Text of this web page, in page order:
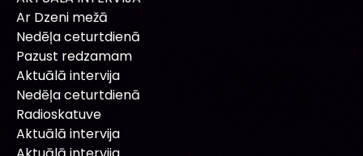
Ar Dzeni mežā
Nedēļa ceturtdienā
Pazust redzamam
Aktuālā intervija
Nedēļa ceturtdienā
Radioskatuve
Aktuālā intervija